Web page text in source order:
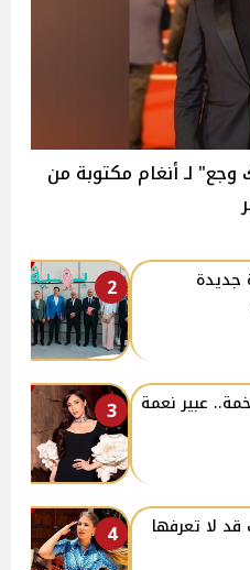
لـ أنغام مكتوبة من
2
جديدة
3
عبير نعمة
4
لا تعرفها